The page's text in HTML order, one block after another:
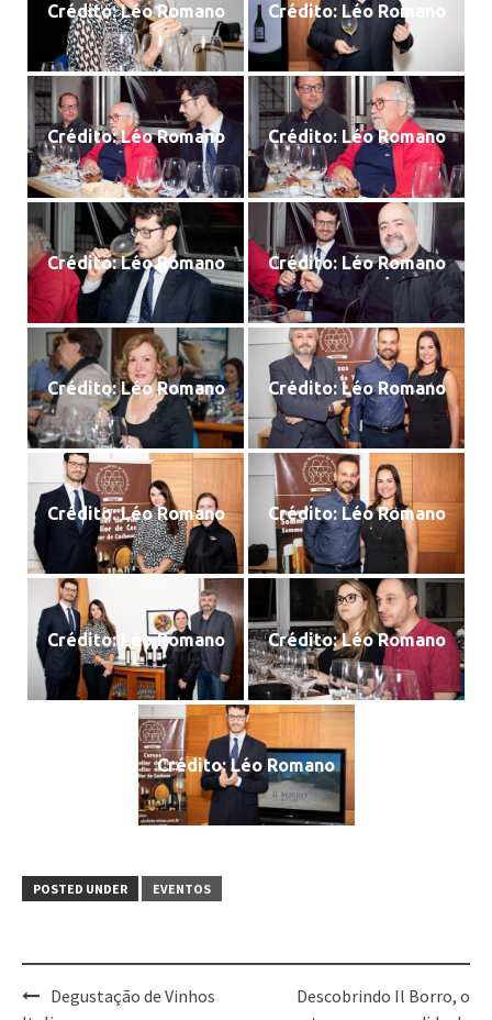
Crédito: Léo Romano Crédito: Léo Romano
Crédito: Léo Romano Crédito: Léo Romano
Crédito: Léo Romano Crédito: Léo Romano
Crédito: Léo Romano Crédito: Léo Romano
Crédito: Léo Romano Crédito: Léo Romano
Crédito: Léo Romano Crédito: Léo Romano
Crédito: Léo Romano
POSTED UNDER EVENTOS
PostDegustação de Vinhos
Descobrindo Il Borro, o